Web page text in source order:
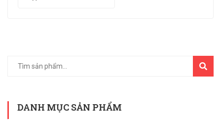
TÌM
KIẾM
DANH MỤC SẢN PHẨM